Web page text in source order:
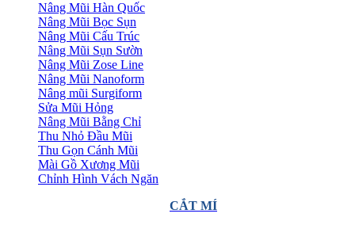
Nâng Mũi Hàn Quốc
Nâng Mũi Bọc Sụn
Nâng Mũi Cấu Trúc
Nâng Mũi Sụn Sườn
Nâng Mũi Zose Line
Nâng Mũi Nanoform
Nâng mũi Surgiform
Sửa Mũi Hỏng
Nâng Mũi Bằng Chỉ
Thu Nhỏ Đầu Mũi
Thu Gọn Cánh Mũi
Mài Gồ Xương Mũi
Chỉnh Hình Vách Ngăn
CẮT MÍ